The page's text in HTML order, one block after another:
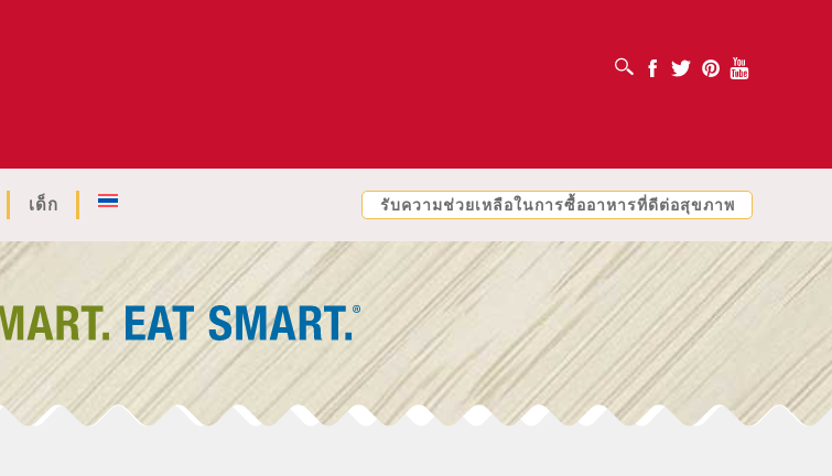
เปิดช่องค้นหา Facebook
Twitter PinterestYoutube
เด็ก รับความช่วยเหลือในการซื้ออาหารที่ดีต่อสุขภาพ